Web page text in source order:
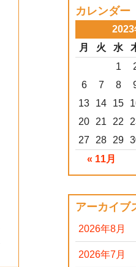
カレンダー
2023
月
火 水
« 11月
1
6
7 8
13
14 15
20
21 22
27
28 29
アーカイブ
2026年8月
2026年7月